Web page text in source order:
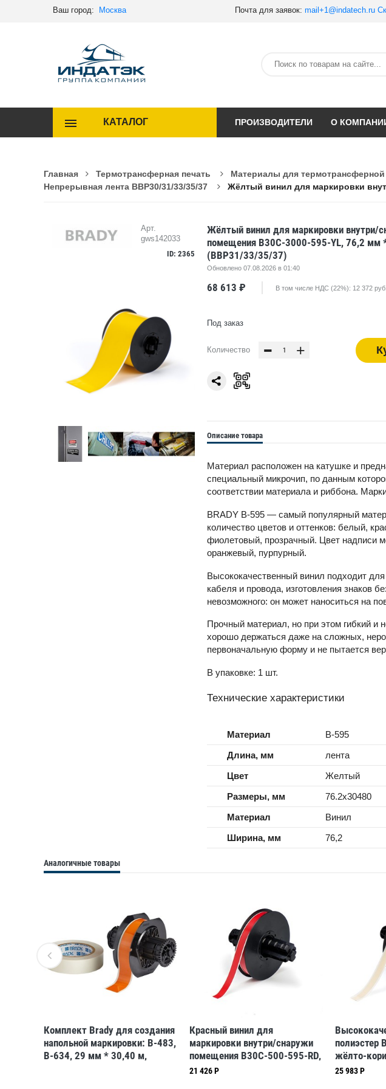
Ваш город: Москва Почта для заявок: mail+1@indatech.ru
КАТАЛОГ ПРОИЗВОДИТЕЛИ О
Главная Термотрансферная печать Материалы для термотрансферной
Непрерывная лента BBP30/31/33/35/37
Жёлтый винил для маркировки
Арт.
gws142033
ID: 2365
Жёлтый винил для маркировки внутри/
помещения B30C-3000-595-YL, 76,2 мм
(BBP31/33/35/37)
Обновлено 07.08.2026 в 01:40
68 613 ₽ В том числе НДС (22%): 12 372 руб.
Под заказ
Количество - +
Описание товара
Материал расположен на катушке и
специальный микрочип, по данным
соответствии материала и риббона.
BRADY B-595 — самый популярный
количество цветов и оттенков: белый,
фиолетовый, прозрачный. Цвет надписи
оранжевый, пурпурный.
Высококачественный винил подходит
кабеля и провода, изготовления знаков
невозможного: он может наноситься на
Прочный материал, но при этом гибкий и
хорошо держаться даже на сложных,
первоначальную форму и не пытается
В упаковке: 1 шт.
Технические характеристики
Материал
B-595
Длина, мм
лента
Цвет
Желтый
Размеры, мм
76.2x30480
Материал
Винил
Ширина, мм
76,2
Аналогичные товары
Комплект Brady для создания
напольной маркировки: B-483,
B-634, 29 мм * 30,40 м,
Красный винил для
маркировки внутри/снаружи
помещения B30C-500-595-RD,
12,7 мм * 30,48 м
21 426 Р
полиэстер
жёлто-
30,48 м
25 983 Р